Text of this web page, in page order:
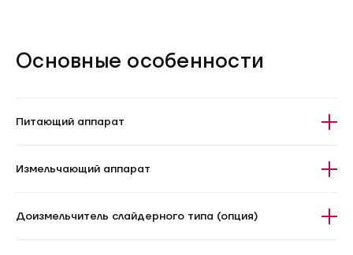
Основные особенности
Питающий аппарат
Измельчающий аппарат
Доизмельчитель слайдерного типа (опция)